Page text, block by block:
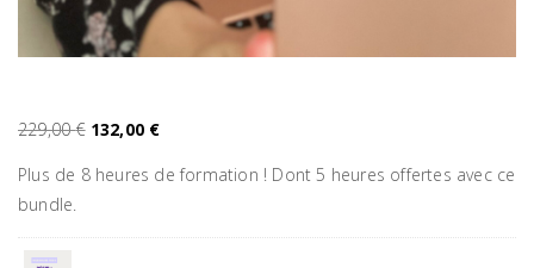
229,00€ Le prix initial était : 229,00 €.
132,00 €Le prix actuel est : 132,00 €.
Plus de 8 heures de formation ! Dont 5 heures offertes avec ce
bundle.